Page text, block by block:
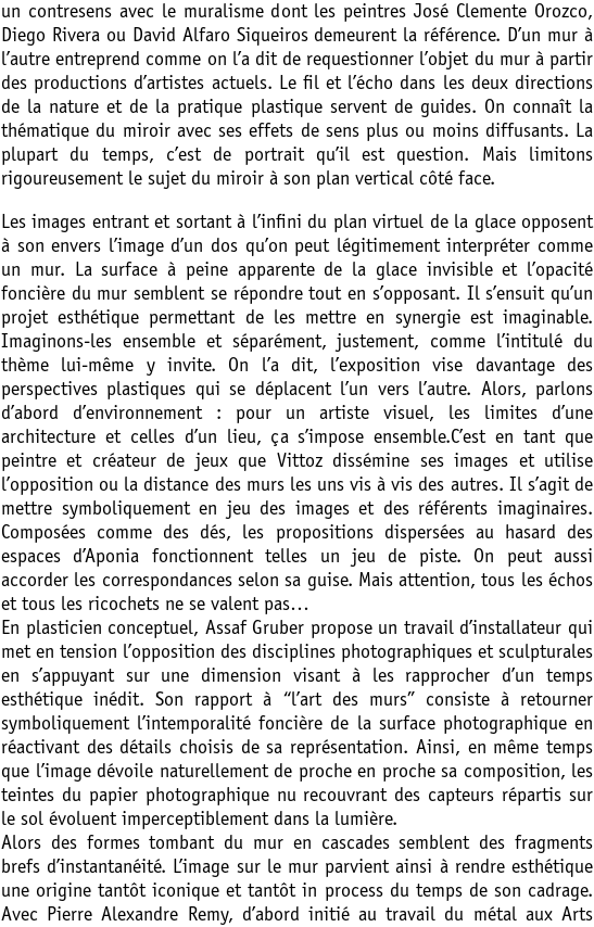
un contresens avec le muralisme dont les peintres José Clemente Orozco,
Diego Rivera ou David Alfaro Siqueiros demeurent la référence. D’un mur à
l’autre entreprend comme on l’a dit de requestionner l’objet du mur à partir
des productions d’artistes actuels. Le fil et l’écho dans les deux directions
de la nature et de la pratique plastique servent de guides. On connaît la
thématique du miroir avec ses effets de sens plus ou moins diffusants. La
plupart du temps, c’est de portrait qu’il est question. Mais limitons
rigoureusement le sujet du miroir à son plan vertical côté face.
Les images entrant et sortant à l’infini du plan virtuel de la glace opposent
à son envers l’image d’un dos qu’on peut légitimement interpréter comme
un mur. La surface à peine apparente de la glace invisible et l’opacité
foncière du mur semblent se répondre tout en s’opposant. Il s’ensuit qu’un
projet esthétique permettant de les mettre en synergie est imaginable.
Imaginons-les ensemble et séparément, justement, comme l’intitulé du
thème lui-même y invite. On l’a dit, l’exposition vise davantage des
perspectives plastiques qui se déplacent l’un vers l’autre. Alors, parlons
d’abord d’environnement : pour un artiste visuel, les limites d’une
architecture et celles d’un lieu, ça s’impose ensemble.C’est en tant que
peintre et créateur de jeux que Vittoz dissémine ses images et utilise
l’opposition ou la distance des murs les uns vis à vis des autres. Il s’agit de
mettre symboliquement en jeu des images et des référents imaginaires.
Composées comme des dés, les propositions dispersées au hasard des
espaces d’Aponia fonctionnent telles un jeu de piste. On peut aussi
accorder les correspondances selon sa guise. Mais attention, tous les échos
et tous les ricochets ne se valent pas…
En plasticien conceptuel, Assaf Gruber propose un travail d’installateur qui
met en tension l’opposition des disciplines photographiques et sculpturales
en s’appuyant sur une dimension visant à les rapprocher d’un temps
esthétique inédit. Son rapport à “l’art des murs” consiste à retourner
symboliquement l’intemporalité foncière de la surface photographique en
réactivant des détails choisis de sa représentation. Ainsi, en même temps
que l’image dévoile naturellement de proche en proche sa composition, les
teintes du papier photographique nu recouvrant des capteurs répartis sur
le sol évoluent imperceptiblement dans la lumière.
Alors des formes tombant du mur en cascades semblent des fragments
brefs d’instantanéité. L’image sur le mur parvient ainsi à rendre esthétique
une origine tantôt iconique et tantôt in process du temps de son cadrage.
Avec Pierre Alexandre Remy, d’abord initié au travail du métal aux Arts